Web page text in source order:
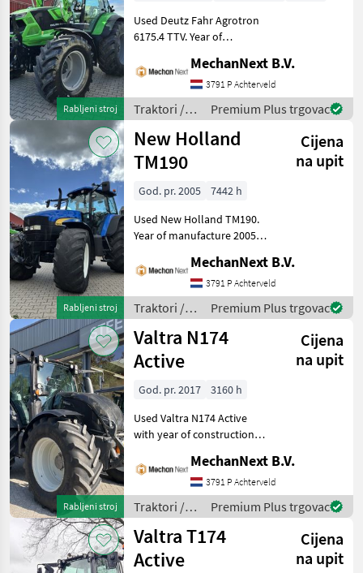
Rabljeni stroj
Used Deutz Fahr Agrotron
6175.4 TTV. Year of
and 5, 500 operating hours.
Specifications Front linkage
with position control Load
sensi
MechanNext B.V.
3791 P Achterveld
Traktori /
Deutz Fahr
Premium Plus trgovac
Rabljeni stroj
New Holland
TM190
Cijena
na upit
God. pr. 2005
7442 h
Used New Holland TM190.
Year of manufacture 2005
Specifications New Holland
6-cylinder 7.6 liter Engine
Power Management Power
Com
MechanNext B.V.
3791 P Achterveld
Traktori /
New
Holland
Premium Plus trgovac
Rabljeni stroj
Valtra N174
Active
Cijena
na upit
God. pr. 2017
3160 h
Used Valtra N174 Active
with year of construction
hours. Specifications Year of
manufacture 2017 3160
hours Front linkage + PTO
(540E +
MechanNext B.V.
3791 P Achterveld
Traktori /
Valtra
Premium Plus trgovac
Valtra T174
Active
Cijena
na upit